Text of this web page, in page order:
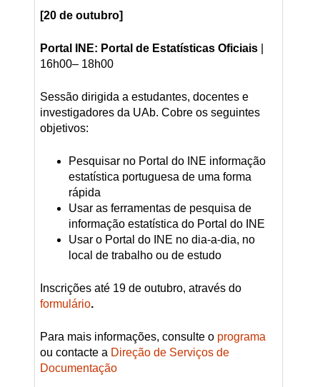
[20 de outubro]
Portal INE: Portal de Estatísticas Oficiais
16h00– 18h00
Sessão dirigida a estudantes, docentes e
investigadores da UAb. Cobre os seguintes
objetivos:
Pesquisar no Portal do INE informação
estatística portuguesa de uma forma
rápida
Usar as ferramentas de pesquisa de
informação estatística do Portal do INE
Usar o Portal do INE no dia-a-dia, no
local de trabalho ou de estudo
Inscrições até 19 de outubro, através do
formulário.
Para mais informações, consulte o programa
ou contacte a Direção de Serviços de
Documentação